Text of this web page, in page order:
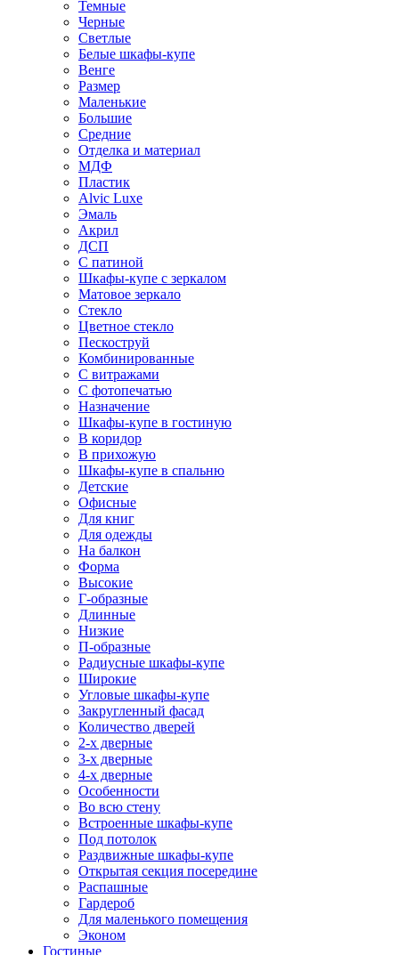
Темные
Черные
Светлые
Белые шкафы-купе
Венге
Размер
Маленькие
Большие
Средние
Отделка и материал
МДФ
Пластик
Alvic Luxe
Эмаль
Акрил
ДСП
С патиной
Шкафы-купе с зеркалом
Матовое зеркало
Стекло
Цветное стекло
Пескоструй
Комбинированные
С витражами
С фотопечатью
Назначение
Шкафы-купе в гостиную
В коридор
В прихожую
Шкафы-купе в спальню
Детские
Офисные
Для книг
Для одежды
На балкон
Форма
Высокие
Г-образные
Длинные
Низкие
П-образные
Радиусные шкафы-купе
Широкие
Угловые шкафы-купе
Закругленный фасад
Количество дверей
2-х дверные
3-х дверные
4-х дверные
Особенности
Во всю стену
Встроенные шкафы-купе
Под потолок
Раздвижные шкафы-купе
Открытая секция посередине
Распашные
Гардероб
Для маленького помещения
Эконом
Гостиные